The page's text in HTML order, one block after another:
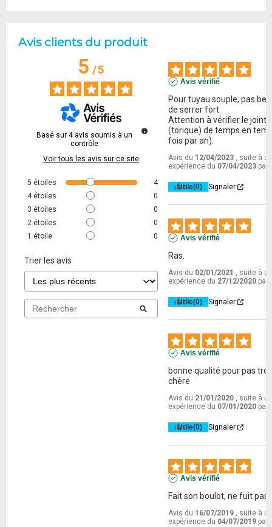
Avis clients du produit
5/5
Basé sur 4 avis soumis à un
contrôle
Voir tous les avis sur ce site
5 étoiles
4
4 étoiles
0
3 étoiles
0
2 étoiles
0
1 étoile 0
Trier les avis
Avis vérifié
Pour tuyau souple, pas
de serrer fort.
Attention à vérifier le joint
(torique) de temps en
fois par an).
Avis du 12/04/2023 , suite à
expérience du 07/04/2023 par
Utile(0) Signaler
Avis vérifié
Ras.
Avis du 02/01/2021 , suite à
expérience du 27/12/2020 par
Utile(0) Signaler
Avis vérifié
bonne qualité pour pas
chère
Avis du 21/01/2020 , suite à
expérience du 07/01/2020 par
Utile(0) Signaler
Avis vérifié
Fait son boulot, ne fuit pas.
Avis du 16/07/2019 , suite à
expérience du 04/07/2019 par